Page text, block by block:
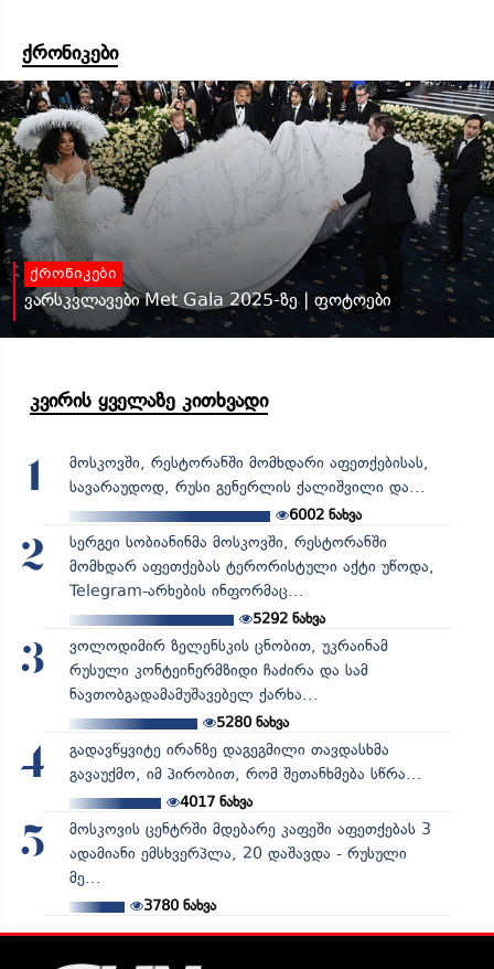
ქრონიკები
ქრონიკები
ვარსკვლავები Met Gala 2025-ზე | ფოტოები
კვირის ყველაზე კითხვადი
1
მოსკოვში, რესტორანში მომხდარი აფეთქებისას,
სავარაუდოდ, რუსი გენერლის ქალიშვილი და...
6002 ნახვა
2
სერგეი სობიანინმა მოსკოვში, რესტორანში
მომხდარ აფეთქებას ტერორისტული აქტი უწოდა,
Telegram-არხების ინფორმაც...
5292ნახვა
3
ვოლოდიმირ ზელენსკის ცნობით, უკრაინამ
რუსული კონტეინერმზიდი ჩაძირა და სამ
ნავთობგადამამუშავებელ ქარხა...
5280ნახვა
4
გადავწყვიტე ირანზე დაგეგმილი თავდასხმა
გავაუქმო, იმ პირობით, რომ შეთანხმება სწრა...
4017ნახვა
5
მოსკოვის ცენტრში მდებარე კაფეში აფეთქებას 3
ადამიანი ემსხვერპლა, 20 დაშავდა - რუსული
მე...
3780ნახვა